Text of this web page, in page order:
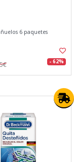
6 paquetes
- 62%